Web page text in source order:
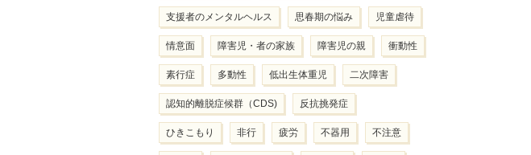
支援者のメンタルヘルス 思春期の悩み 児童虐待
情意面 障害児・者の家族 障害児の親 衝動性
素行症 多動性 低出生体重児 二次障害
認知的離脱症候群（CDS) 反抗挑発症
ひきこもり 非行 疲労 不器用 不注意